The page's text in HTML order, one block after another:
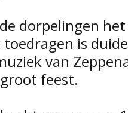
dorpelingen
is
van
feest.